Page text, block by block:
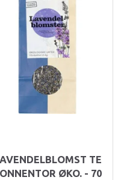
TE
ØKO. - 70